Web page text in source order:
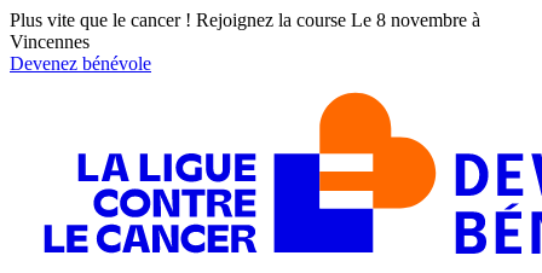
Plus vite que le cancer ! Rejoignez la course Le 8 novembre à
Vincennes
Devenez bénévole